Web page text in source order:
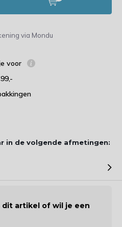
via Mondu
voor
in de volgende afmetingen:
dit artikel of wil je een